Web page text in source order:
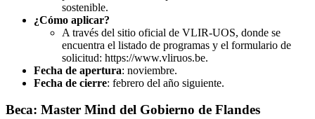
sostenible.
¿Cómo aplicar?
A través del sitio oficial de VLIR-UOS, donde se
encuentra el listado de programas y el formulario de
solicitud: https://www.vliruos.be.
Fecha de apertura: noviembre.
Fecha de cierre: febrero del año siguiente.
Beca: Master Mind del Gobierno de Flandes